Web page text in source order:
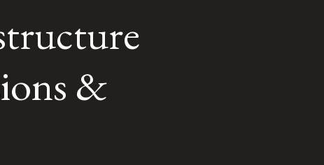
&